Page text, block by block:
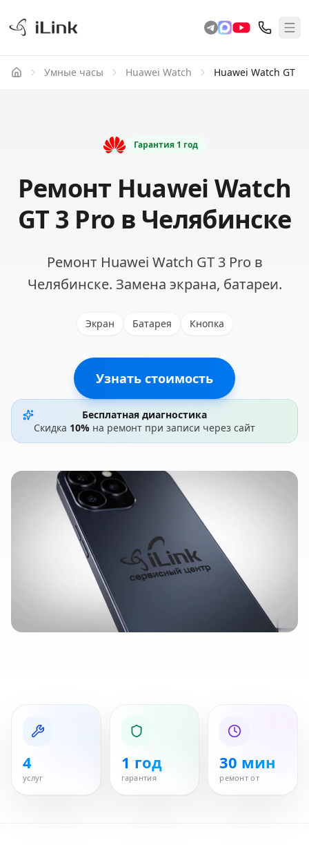
Умные часы Huawei Watch Huawei Watch GT 3
Гарантия 1 год
Ремонт Huawei Watch
GT 3 Pro в Челябинске
Ремонт Huawei Watch GT 3 Pro в
Челябинске. Замена экрана, батареи.
Экран Батарея Кнопка
Узнать стоимость
Бесплатная диагностика
Скидка 10% на ремонт при записи через сайт
4
услуг
1 год
гарантия
30 мин
ремонт от